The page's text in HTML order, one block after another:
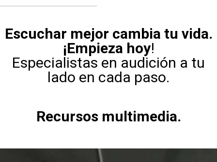
Escuchar mejor cambia tu vida.
¡Empieza hoy!
Especialistas en audición a tu
lado en cada paso.
Recursos multimedia.